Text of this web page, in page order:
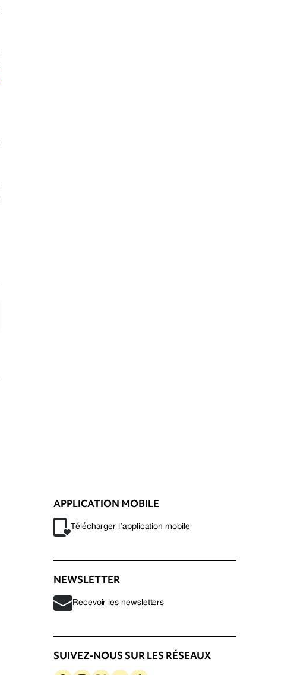
APPLICATION MOBILE
Télécharger l’application mobile
NEWSLETTER
Recevoir les newsletters
SUIVEZ-NOUS SUR LES RÉSEAUX